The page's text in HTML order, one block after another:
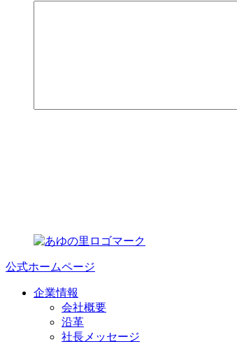
公式ホームページ
企業情報
会社概要
沿革
社長メッセージ